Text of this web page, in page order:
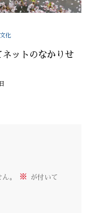
化
ットのなかりせ
。 ※
が付いて